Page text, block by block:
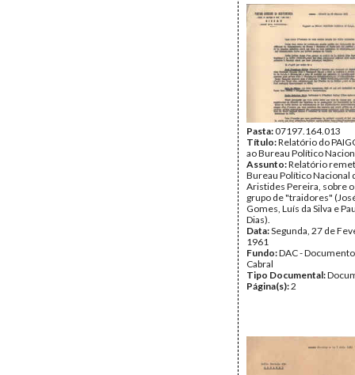
Tipo Documental:
Página(s):
Pasta:07197.164.013
Título:Relatório do
ao Bureau Político
Assunto:Relatório
Bureau Político Nacional
Aristides Pereira, sobre
grupo de "traidores"
Gomes, Luís da Silva e
Dias).
Data:Segunda, 27 de
1961
Fundo:DAC -
Cabral
Tipo Documental:
Página(s):2